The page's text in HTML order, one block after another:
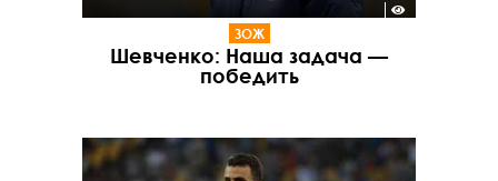
ЗОЖ
Шевченко: Наша задача —
победить